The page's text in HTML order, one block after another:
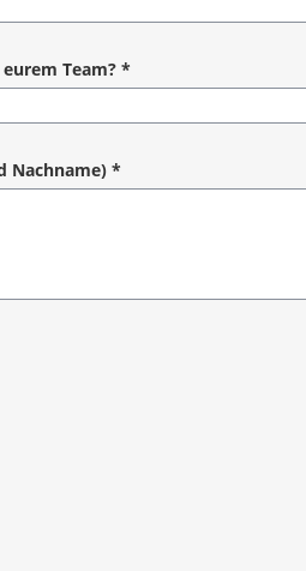
Team?*
Nachname)*